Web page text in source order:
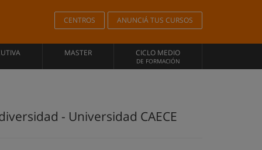
CENTROS ANUNCIÁ TUS CURSOS
MASTER CICLO MEDIO
DE FORMACIÓN
- Universidad CAECE